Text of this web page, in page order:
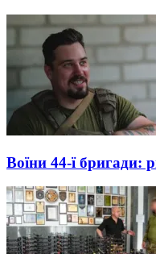
Воїни 44-ї бригади: